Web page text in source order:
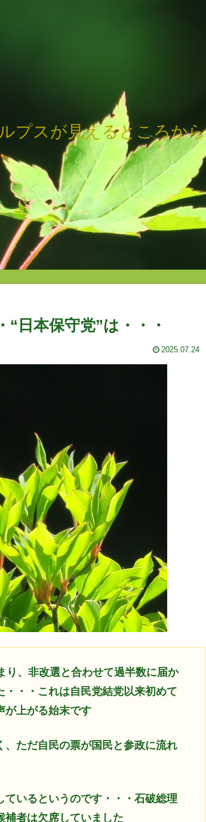
プスが見えるところから
日本保守党”は・・・
2025.07.24
り、非改選と合わせて過半数に届か
・・これは自民党結党以来初めて
が上がる始末です
ただ自民の票が国民と参政に流れ
いるというのです・・・石破総理
補者は欠席していました